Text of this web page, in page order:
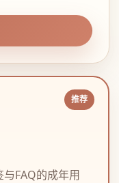
FAQ的成年用